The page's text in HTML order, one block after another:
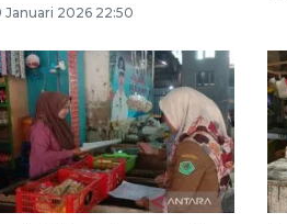
Januari 2026 22:50